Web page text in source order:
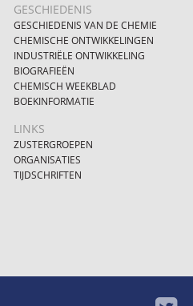
GESCHIEDENIS
GESCHIEDENIS VAN DE CHEMIE
CHEMISCHE ONTWIKKELINGEN
INDUSTRIËLE ONTWIKKELING
BIOGRAFIEËN
CHEMISCH WEEKBLAD
BOEKINFORMATIE
LINKS
ZUSTERGROEPEN
ORGANISATIES
TIJDSCHRIFTEN